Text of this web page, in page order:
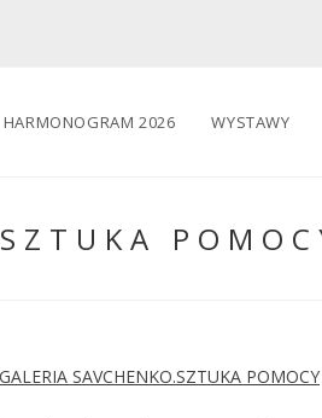
HARMONOGRAM 2026 WYSTAWY
GALERIA SAVCHENKO.SZTUKA POMOCY